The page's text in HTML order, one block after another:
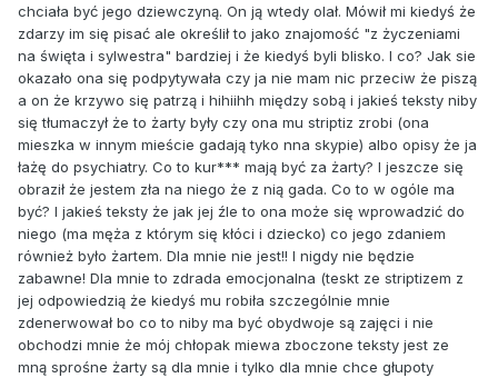
chciała być jego dziewczyną. On ją wtedy olał. Mówił mi kiedyś że
zdarzy im się pisać ale określił to jako znajomość "z życzeniami
na święta i sylwestra" bardziej i że kiedyś byli blisko. I co? Jak sie
okazało ona się podpytywała czy ja nie mam nic przeciw że piszą
a on że krzywo się patrzą i hihiihh między sobą i jakieś teksty niby
się tłumaczył że to żarty były czy ona mu striptiz zrobi (ona
mieszka w innym mieście gadają tyko nna skypie) albo opisy że ja
łażę do psychiatry. Co to kur*** mają być za żarty? I jeszcze się
obraził że jestem zła na niego że z nią gada. Co to w ogóle ma
być? I jakieś teksty że jak jej źle to ona może się wprowadzić do
niego (ma męża z którym się kłóci i dziecko) co jego zdaniem
również było żartem. Dla mnie nie jest!! I nigdy nie będzie
zabawne! Dla mnie to zdrada emocjonalna (teskt ze striptizem z
jej odpowiedzią że kiedyś mu robiła szczególnie mnie
zdenerwował bo co to niby ma być obydwoje są zajęci i nie
obchodzi mnie że mój chłopak miewa zboczone teksty jest ze
mną sprośne żarty są dla mnie i tylko dla mnie chce głupoty